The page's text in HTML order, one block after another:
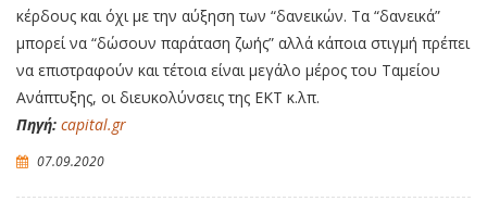
κέρδους και όχι με την αύξηση των “δανεικών. Τα “δανεικά”
μπορεί να “δώσουν παράταση ζωής” αλλά κάποια στιγμή πρέπει
να επιστραφούν και τέτοια είναι μεγάλο μέρος του Ταμείου
Ανάπτυξης, οι διευκολύνσεις της ΕΚΤ κ.λπ.
Πηγή: capital.gr
07.09.2020